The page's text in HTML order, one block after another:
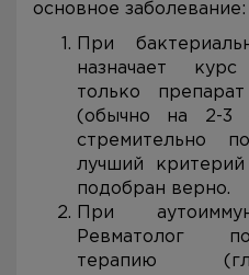
основное заболевание:
При
назначает
только
(обычно на 2-3
стремительно
лучший критерий
подобран верно.
При
Ревматолог
терапию